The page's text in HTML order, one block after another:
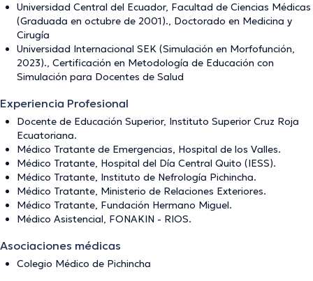
Universidad Central del Ecuador, Facultad de Ciencias Médicas
(Graduada en octubre de 2001)., Doctorado en Medicina y
Cirugía
Universidad Internacional SEK (Simulación en Morfofunción,
2023)., Certificación en Metodología de Educación con
Simulación para Docentes de Salud
Experiencia Profesional
Docente de Educación Superior, Instituto Superior Cruz Roja
Ecuatoriana.
Médico Tratante de Emergencias, Hospital de los Valles.
Médico Tratante, Hospital del Día Central Quito (IESS).
Médico Tratante, Instituto de Nefrología Pichincha.
Médico Tratante, Ministerio de Relaciones Exteriores.
Médico Tratante, Fundación Hermano Miguel.
Médico Asistencial, FONAKIN - RIOS.
Asociaciones médicas
Colegio Médico de Pichincha